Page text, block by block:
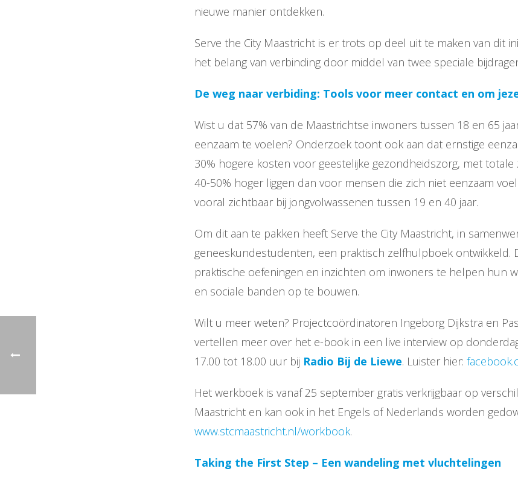
nieuwe manier ontdekken.
Serve the City Maastricht is er trots op deel uit te maken van dit
het belang van verbinding door middel van twee speciale
De weg naar verbiding: Tools voor meer contact en om
Wist u dat 57% van de Maastrichtse inwoners tussen 18 en 65
eenzaam te voelen? Onderzoek toont ook aan dat ernstige
30% hogere kosten voor geestelijke gezondheidszorg, met
40-50% hoger liggen dan voor mensen die zich niet eenzaam
vooral zichtbaar bij jongvolwassenen tussen 19 en 40 jaar.
Om dit aan te pakken heeft Serve the City Maastricht, in
geneeskundestudenten, een praktisch zelfhulpboek ontwikkeld.
praktische oefeningen en inzichten om inwoners te helpen hun
en sociale banden op te bouwen.
Wilt u meer weten? Projectcoördinatoren Ingeborg Dijkstra en
vertellen meer over het e-book in een live interview op
17.00 tot 18.00 uur bij Radio Bij de Liewe. Luister hier:
Het werkboek is vanaf 25 september gratis verkrijgbaar op
Maastricht en kan ook in het Engels of Nederlands worden
www.stcmaastricht.nl/workbook.
Taking the First Step – Een wandeling met vluchtelingen